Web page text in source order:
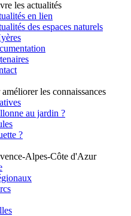
les actualités
en lien
des espaces naturels
les connaissances
au jardin ?
?
Alpes-Côte d'Azur